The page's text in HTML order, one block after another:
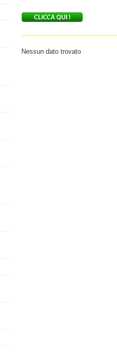
Nessun dato trovato